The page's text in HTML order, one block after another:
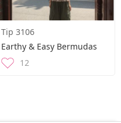
Tip 3106
Earthy & Easy Bermudas
12